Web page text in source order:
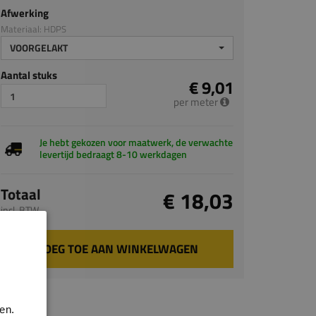
Afwerking
Materiaal: HDPS
VOORGELAKT
Aantal stuks € 9,01
per meter
Je hebt gekozen voor maatwerk, de verwachte
levertijd bedraagt 8-10 werkdagen
Totaal
incl. BTW € 18,03
VOEG TOE AAN WINKELWAGEN